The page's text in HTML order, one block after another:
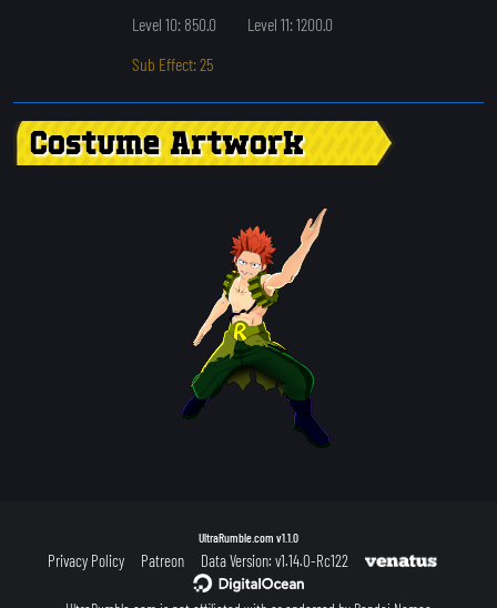
Level 10: 850.0
Level 11: 1200.0
Sub Effect: 25
Costume Artwork
UltraRumble.com v1.1.0
Privacy Policy Patreon Data Version: v1.14.0-Rc122